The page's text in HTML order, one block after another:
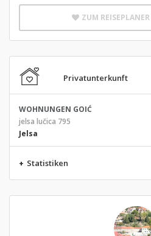
ZUM
Privatunterkunft
WOHNUNGEN GOIĆ
jelsa lučica 795
Jelsa
+ Statistiken